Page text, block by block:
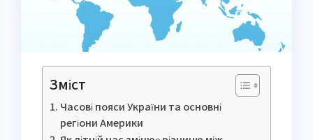
Зміст
Часові пояси України та основні
регіони Америки